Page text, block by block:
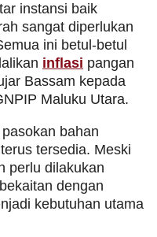
instansi baik
sangat diperlukan
ini betul-betul
inflasi pangan
Bassam kepada
Maluku Utara.
bahan
tersedia. Meski
perlu dilakukan
dengan
kebutuhan utama